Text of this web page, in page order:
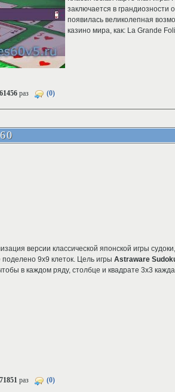
заключается в грандиозности
появилась великолепная
казино мира, как: La Grande
раз (0)
версии классической японской игры
поделено 9х9 клеток. Цель игры Astraware
в каждом ряду, столбце и квадрате 3х3
раз (0)